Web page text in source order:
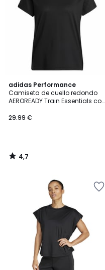
adidas Performance
Camiseta de cuello redondo
AEROREADY Train Essentials con
29.99 €
4,7
/ 5
4,7
/